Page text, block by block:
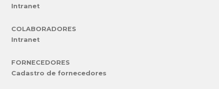
Intranet
COLABORADORES
Intranet
FORNECEDORES
Cadastro de fornecedores